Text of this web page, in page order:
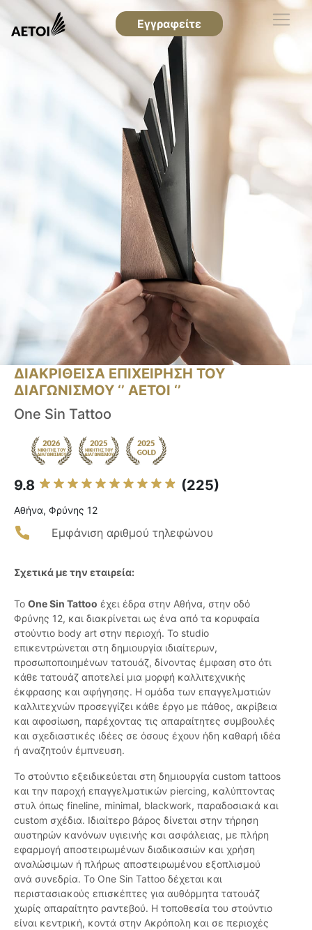
Εγγραφείτε
ΔΙΑΚΡΙΘΕΙΣΑ ΕΠΙΧΕΙΡΗΣΗ ΤΟΥ
ΔΙΑΓΩΝΙΣΜΟΥ ‘’ ΑΕΤΟΙ ‘’
One Sin Tattoo
9.8 (225)
Αθήνα, Φρύνης 12
Εμφάνιση αριθμού τηλεφώνου
Σχετικά με την εταιρεία:
Το One Sin Tattoo έχει έδρα στην Αθήνα, στην οδό
Φρύνης 12, και διακρίνεται ως ένα από τα κορυφαία
στούντιο body art στην περιοχή. Το studio
επικεντρώνεται στη δημιουργία ιδιαίτερων,
προσωποποιημένων τατουάζ, δίνοντας έμφαση στο ότι
κάθε τατουάζ αποτελεί μια μορφή καλλιτεχνικής
έκφρασης και αφήγησης. Η ομάδα των επαγγελματιών
καλλιτεχνών προσεγγίζει κάθε έργο με πάθος, ακρίβεια
και αφοσίωση, παρέχοντας τις απαραίτητες συμβουλές
και σχεδιαστικές ιδέες σε όσους έχουν ήδη καθαρή ιδέα
ή αναζητούν έμπνευση.
Το στούντιο εξειδικεύεται στη δημιουργία custom tattoos
και την παροχή επαγγελματικών piercing, καλύπτοντας
στυλ όπως fineline, minimal, blackwork, παραδοσιακά και
custom σχέδια. Ιδιαίτερο βάρος δίνεται στην τήρηση
αυστηρών κανόνων υγιεινής και ασφάλειας, με πλήρη
εφαρμογή αποστειρωμένων διαδικασιών και χρήση
αναλώσιμων ή πλήρως αποστειρωμένου εξοπλισμού
ανά συνεδρία. Το One Sin Tattoo δέχεται και
περιστασιακούς επισκέπτες για αυθόρμητα τατουάζ
χωρίς απαραίτητο ραντεβού. Η τοποθεσία του στούντιο
είναι κεντρική, κοντά στην Ακρόπολη και σε περιοχές